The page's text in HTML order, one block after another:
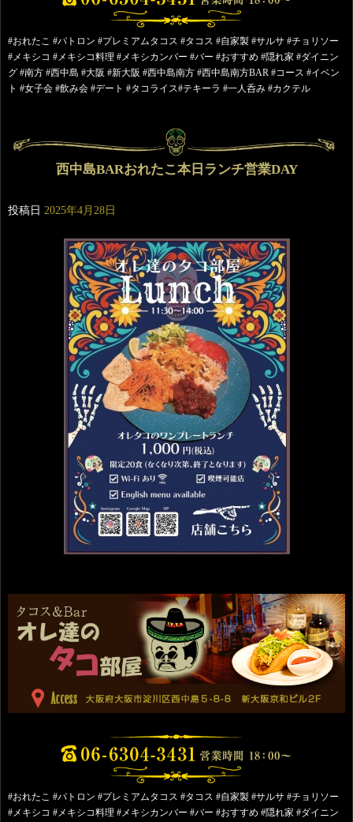
#おれたこ #パトロン #プレミアムタコス #タコス #自家製 #サルサ #チョリソー
#メキシコ #メキシコ料理 #メキシカンバー #バー #おすすめ #隠れ家 #ダイニン
グ #南方 #西中島 #大阪 #新大阪 #西中島南方 #西中島南方BAR #コース #イベン
ト #女子会 #飲み会 #デート #タコライス#テキーラ #一人呑み #カクテル
西中島BARおれたこ本日ランチ営業DAY
投稿日 2025年4月28日
#おれたこ #パトロン #プレミアムタコス #タコス #自家製 #サルサ #チョリソー
#メキシコ #メキシコ料理 #メキシカンバー #バー #おすすめ #隠れ家 #ダイニン